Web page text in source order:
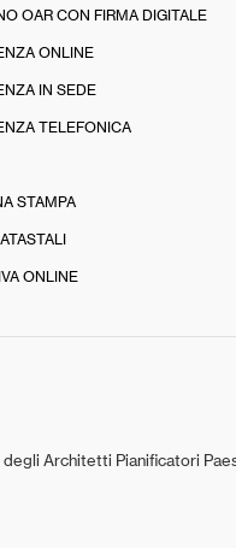
OAR CON FIRMA DIGITALE
ONLINE
IN SEDE
TELEFONICA
STAMPA
ONLINE
degli Architetti Pianificatori